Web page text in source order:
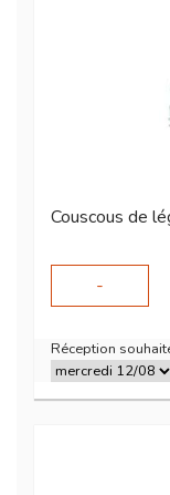
Couscous de
-
Réception